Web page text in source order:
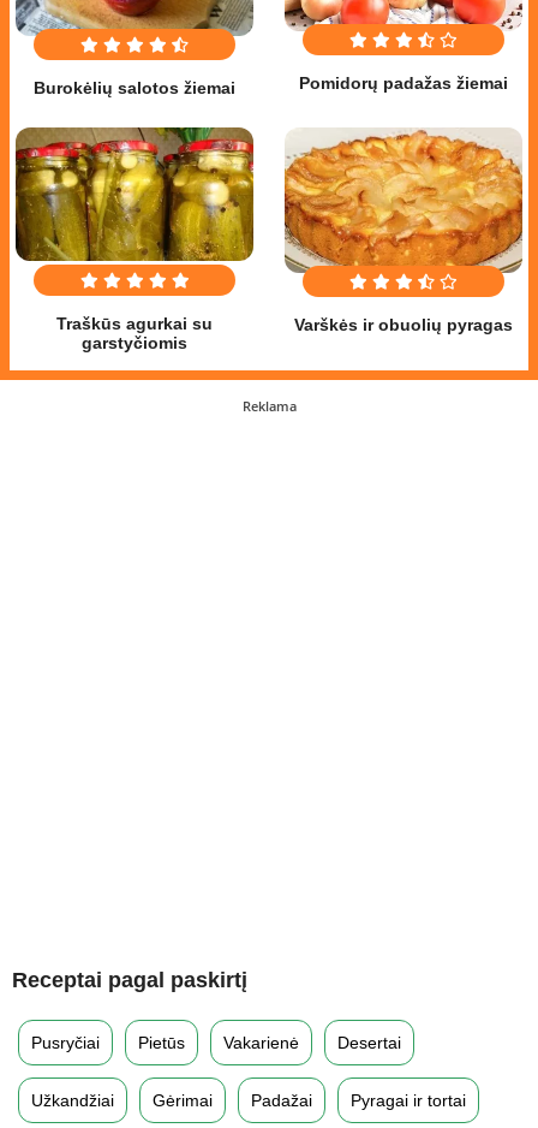
Burokėlių salotos žiemai Pomidorų padažas žiemai
Traškūs agurkai su
garstyčiomis
Varškės ir obuolių pyragas
Reklama
Receptai pagal paskirtį
Pusryčiai Pietūs Vakarienė Desertai
Užkandžiai Gėrimai Padažai Pyragai ir tortai